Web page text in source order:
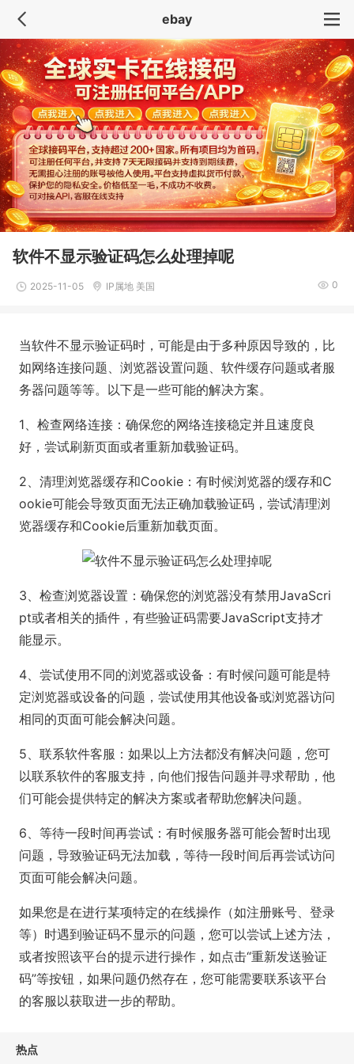
ebay
软件不显示验证码怎么处理掉呢
2025-11-05 IP属地 美国 0
当软件不显示验证码时，可能是由于多种原因导致的，比
如网络连接问题、浏览器设置问题、软件缓存问题或者服
务器问题等等。以下是一些可能的解决方案。
1、检查网络连接：确保您的网络连接稳定并且速度良
好，尝试刷新页面或者重新加载验证码。
2、清理浏览器缓存和Cookie：有时候浏览器的缓存和C
ookie可能会导致页面无法正确加载验证码，尝试清理浏
览器缓存和Cookie后重新加载页面。
3、检查浏览器设置：确保您的浏览器没有禁用JavaScri
pt或者相关的插件，有些验证码需要JavaScript支持才
能显示。
4、尝试使用不同的浏览器或设备：有时候问题可能是特
定浏览器或设备的问题，尝试使用其他设备或浏览器访问
相同的页面可能会解决问题。
5、联系软件客服：如果以上方法都没有解决问题，您可
以联系软件的客服支持，向他们报告问题并寻求帮助，他
们可能会提供特定的解决方案或者帮助您解决问题。
6、等待一段时间再尝试：有时候服务器可能会暂时出现
问题，导致验证码无法加载，等待一段时间后再尝试访问
页面可能会解决问题。
如果您是在进行某项特定的在线操作（如注册账号、登录
等）时遇到验证码不显示的问题，您可以尝试上述方法，
或者按照该平台的提示进行操作，如点击“重新发送验证
码”等按钮，如果问题仍然存在，您可能需要联系该平台
的客服以获取进一步的帮助。
热点